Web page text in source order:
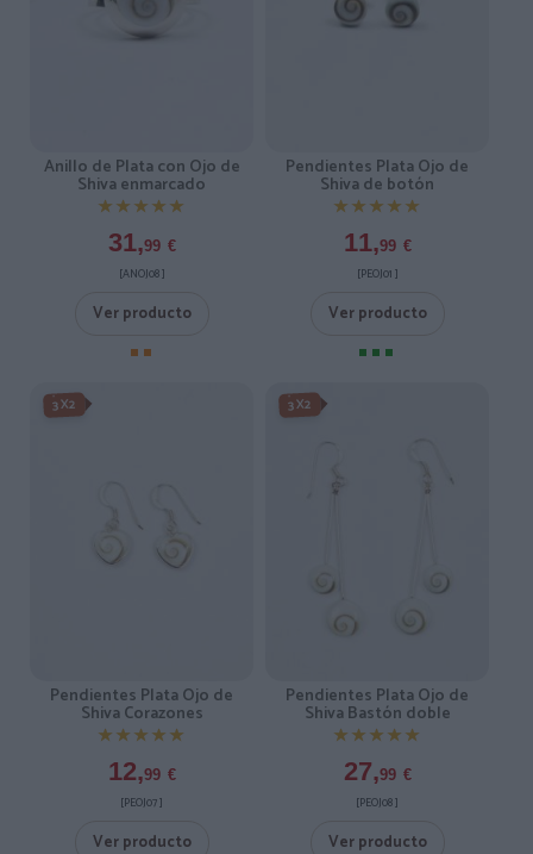
Anillo de Plata con Ojo de
Shiva enmarcado
★★★★★
★★★★★
31,99 €
[ANOJ08 ]
Ver producto
Pendientes Plata Ojo de
Shiva de botón
★★★★★
★★★★★
11,99 €
[PEOJ01 ]
Ver producto
3X2
Pendientes Plata Ojo de
Shiva Corazones
★★★★★
★★★★★
12,99 €
[PEOJ07 ]
Ver producto
3X2
Pendientes Plata Ojo de
Shiva Bastón doble
★★★★★
★★★★★
27,99 €
[PEOJ08 ]
Ver producto